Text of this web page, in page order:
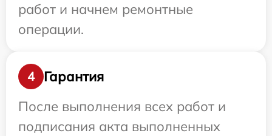
работ и начнем ремонтные
операции.
4
Гарантия
После выполнения всех работ и
подписания акта выполненных